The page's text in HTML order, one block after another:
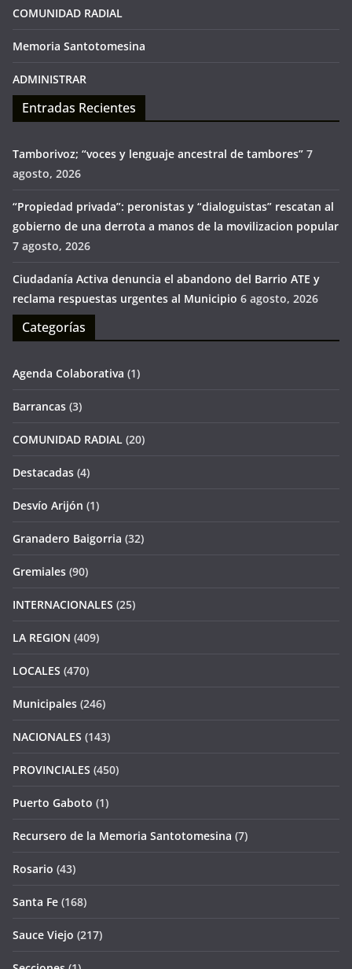
COMUNIDAD RADIAL
Memoria Santotomesina
ADMINISTRAR
Entradas Recientes
Tamborivoz; “voces y lenguaje ancestral de tambores” 7
agosto, 2026
“Propiedad privada”: peronistas y “dialoguistas” rescatan al
gobierno de una derrota a manos de la movilizacion popular
7 agosto, 2026
Ciudadanía Activa denuncia el abandono del Barrio ATE y
reclama respuestas urgentes al Municipio 6 agosto, 2026
Categorías
Agenda Colaborativa (1)
Barrancas (3)
COMUNIDAD RADIAL (20)
Destacadas (4)
Desvío Arijón (1)
Granadero Baigorria (32)
Gremiales (90)
INTERNACIONALES (25)
LA REGION (409)
LOCALES (470)
Municipales (246)
NACIONALES (143)
PROVINCIALES (450)
Puerto Gaboto (1)
Recursero de la Memoria Santotomesina (7)
Rosario (43)
Santa Fe (168)
Sauce Viejo (217)